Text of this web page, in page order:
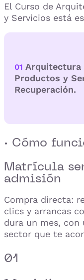
El Curso de
y Servicios está
01 Arquitectura
Productos y
Recuperación.
· Cómo
Matrícula
admisión
Compra directa:
clics y arrancas
dura un mes, con
sector que te
01